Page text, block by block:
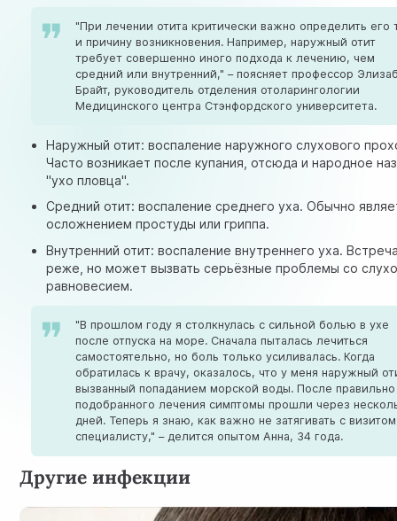
"При лечении отита критически важно определить его
и причину возникновения. Например, наружный отит
требует совершенно иного подхода к лечению, чем
средний или внутренний," – поясняет профессор
Брайт, руководитель отделения отоларингологии
Медицинского центра Стэнфордского университета.
Наружный отит: воспаление наружного слухового
Часто возникает после купания, отсюда и народное
"ухо пловца".
Средний отит: воспаление среднего уха. Обычно
осложнением простуды или гриппа.
Внутренний отит: воспаление внутреннего уха.
реже, но может вызвать серьёзные проблемы со
равновесием.
"В прошлом году я столкнулась с сильной болью в ухе
после отпуска на море. Сначала пыталась лечиться
самостоятельно, но боль только усиливалась. Когда
обратилась к врачу, оказалось, что у меня наружный
вызванный попаданием морской воды. После правильно
подобранного лечения симптомы прошли через
дней. Теперь я знаю, как важно не затягивать с
специалисту," – делится опытом Анна, 34 года.
Другие инфекции